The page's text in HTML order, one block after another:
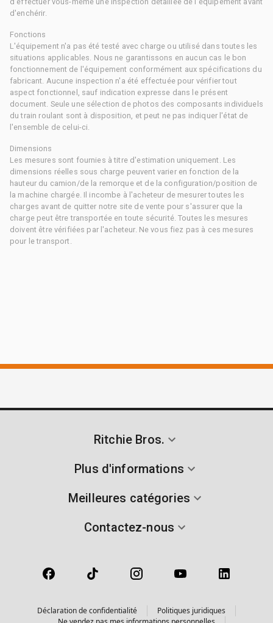
d'enchérir.
Fonctions
L'équipement n'a pas été testé avec charge ou utilisé dans toutes les
situations applicables. Nous ne garantissons en aucun cas le bon
fonctionnement de l'équipement conformément aux spécifications du
fabricant. Aucune inspection n'a été effectuée pour vérifier tout
aspect fonctionnel, sauf indication expresse dans le présent
document. Seule une sélection de photos des composants individuels
du train roulant sont à disposition, et peut ne pas indiquer l'état de
l'ensemble de celui-ci.
Dimensions
Les mesures sont fournies à titre d'estimation uniquement. Les
dimensions réelles sous charge peuvent varier en fonction de la
hauteur du camion/de la remorque et de la configuration/position de
la machine chargée. Il incombe à l'acheteur de mesurer toutes les
charges avant de quitter notre site de vente pour s'assurer que la
charge peut être transportée en toute sécurité. Toutes les mesures
doivent être vérifiées par l'acheteur. Ne vous fiez pas à ces mesures
pour le transport.
Ritchie Bros.
Plus d'informations
Meilleures catégories
Contactez-nous
Déclaration de confidentialité
Politiques juridiques